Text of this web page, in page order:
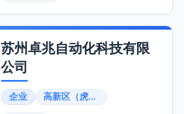
苏州卓兆自动化科技有限
公司
企业 高新区（虎丘区）